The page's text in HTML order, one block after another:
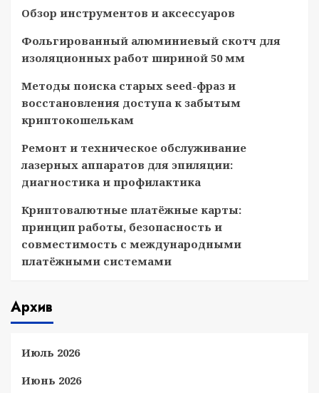
Обзор инструментов и аксессуаров
Фольгированный алюминиевый скотч для
изоляционных работ шириной 50 мм
Методы поиска старых seed-фраз и
восстановления доступа к забытым
криптокошелькам
Ремонт и техническое обслуживание
лазерных аппаратов для эпиляции:
диагностика и профилактика
Криптовалютные платёжные карты:
принцип работы, безопасность и
совместимость с международными
платёжными системами
Архив
Июль 2026
Июнь 2026